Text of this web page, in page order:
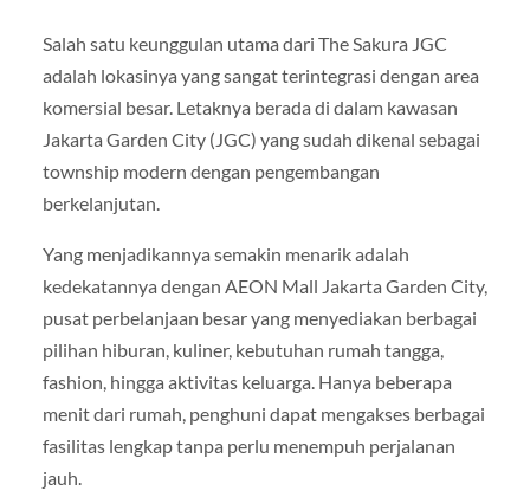
Salah satu keunggulan utama dari The Sakura JGC
adalah lokasinya yang sangat terintegrasi dengan area
komersial besar. Letaknya berada di dalam kawasan
Jakarta Garden City (JGC) yang sudah dikenal sebagai
township modern dengan pengembangan
berkelanjutan.
Yang menjadikannya semakin menarik adalah
kedekatannya dengan AEON Mall Jakarta Garden City,
pusat perbelanjaan besar yang menyediakan berbagai
pilihan hiburan, kuliner, kebutuhan rumah tangga,
fashion, hingga aktivitas keluarga. Hanya beberapa
menit dari rumah, penghuni dapat mengakses berbagai
fasilitas lengkap tanpa perlu menempuh perjalanan
jauh.